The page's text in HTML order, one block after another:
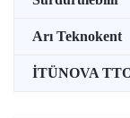
Arı Teknokent
İTÜNOVA